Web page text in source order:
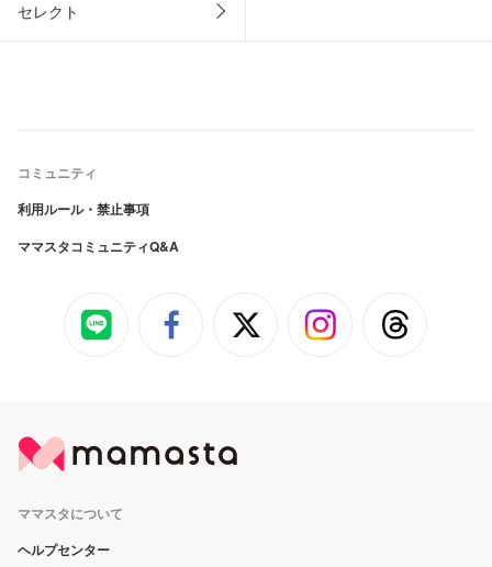
セレクト
コミュニティ
利用ルール・禁止事項
ママスタコミュニティQ&A
ママスタについて
ヘルプセンター